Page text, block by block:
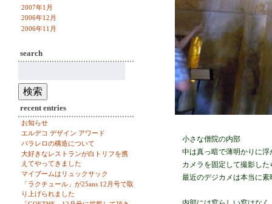
2007年1月
2006年12月
2006年11月
search
索:
検索
recent entries
お知らせ
エルデコ デザイン アワード
パラレロの構造について
大好きなレストランが白トリフを携
えてやってきました
マイブームはリュックサック
「ラクチュール」が25ans 12月号で取
り上げられました
小さな僧院の内部
中は真っ暗で薄明かりに浮
カメラを固定して撮影した
最近のデジカメは本当に素